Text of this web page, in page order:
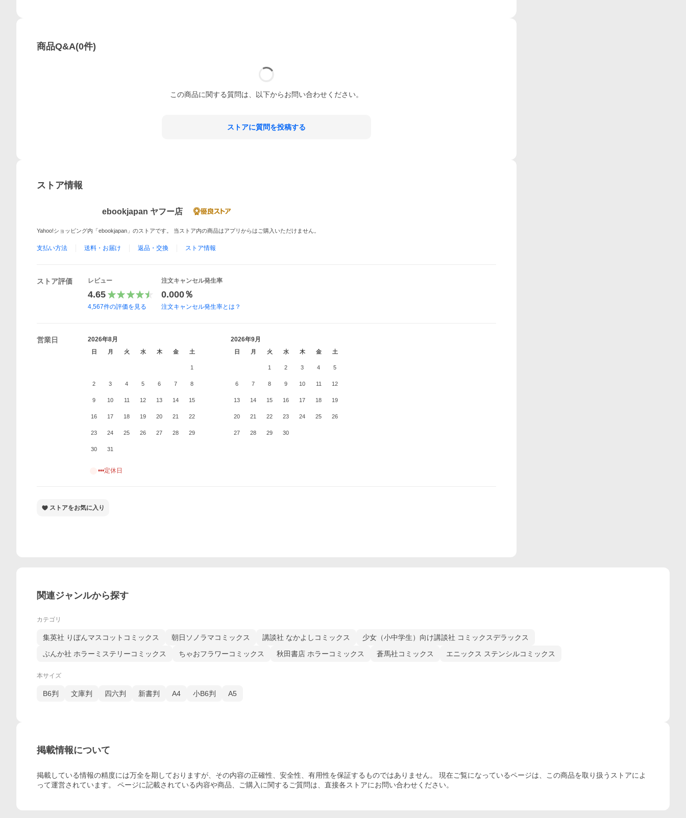
商品Q&A(0件)
この商品に関する質問は、以下からお問い合わせください。
ストアに質問を投稿する
ストア情報
ebookjapan ヤフー店
Yahoo!ショッピング内「ebookjapan」のストアです。 当ストア内の商品はアプリからはご購入いただけません。
支払い方法 送料・お届け 返品・交換 ストア情報
ストア評価 レビュー
4.65
4,567件の評価を見る
注文キャンセル発生率
0.000％
注文キャンセル発生率とは？
営業日 2026年8月
日 月 火 水 木 金 土
1
2 3 4 5 6 7 8
9 10 11 12 13 14 15
16 17 18 19 20 21 22
23 24 25 26 27 28 29
30 31
2026年9月
日 月 火 水 木 金 土
1 2 3 4 5
6 7 8 9 10 11 12
13 14 15 16 17 18 19
20 21 22 23 24 25 26
27 28 29 30
•••定休日
ストアをお気に入り
関連ジャンルから探す
カテゴリ
集英社 りぼんマスコットコミックス 朝日ソノラマコミックス 講談社 なかよしコミックス
少女（小中学生）向け講談社 コミックスデラックス
ぶんか社 ホラーミステリーコミックス
ちゃおフラワーコミックス 秋田書店 ホラーコミックス 蒼馬社コミックス エニックス ステンシルコミックス
本サイズ
B6判 文庫判 四六判 新書判 A4 小B6判 A5
掲載情報について
掲載している情報の精度には万全を期しておりますが、その内容の正確性、安全性、有用性を保証するものではありません。 現在ご覧になっているページは、この商品を取り扱うストアによ
って運営されています。 ページに記載されている内容や商品、ご購入 に関するご質問は、直接各ストアにお問い合わせください。